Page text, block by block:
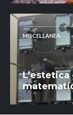
MISCELLANEA